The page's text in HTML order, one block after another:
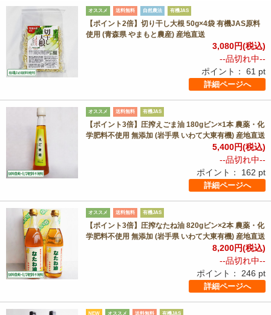
オススメ 送料無料 自然農法 有機JAS
【ポイント2倍】切り干し大根 50g×4袋 有機JAS原料
使用 (青森県 やまもと農産) 産地直送
3,080円(税込)
--品切れ中--
ポイント： 61 pt
詳細ページへ
オススメ 送料無料 有機JAS
【ポイント3倍】圧搾えごま油 180gビン×1本 農薬・化
学肥料不使用 無添加 (岩手県 いわて大東有機) 産地直送
5,400円(税込)
--品切れ中--
ポイント： 162 pt
詳細ページへ
オススメ 送料無料 有機JAS
【ポイント3倍】圧搾なたね油 820gビン×2本 農薬・化
学肥料不使用 無添加 (岩手県 いわて大東有機) 産地直送
8,200円(税込)
--品切れ中--
ポイント： 246 pt
詳細ページへ
NEW オススメ 送料無料 有機JAS